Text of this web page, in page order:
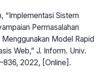
“Implementasi Sistem
Permasalahan
Model Rapid
Web,” J. Inform. Univ.
2022, [Online].